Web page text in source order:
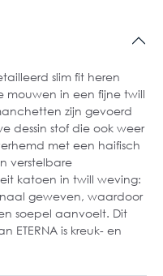
slim fit heren
mouwen in een fijne twill
zijn gevoerd
dessin stof die ook weer
met een haifisch
verstelbare
katoen in twill weving:
geweven, waardoor
soepel aanvoelt. Dit
ETERNA is kreuk- en